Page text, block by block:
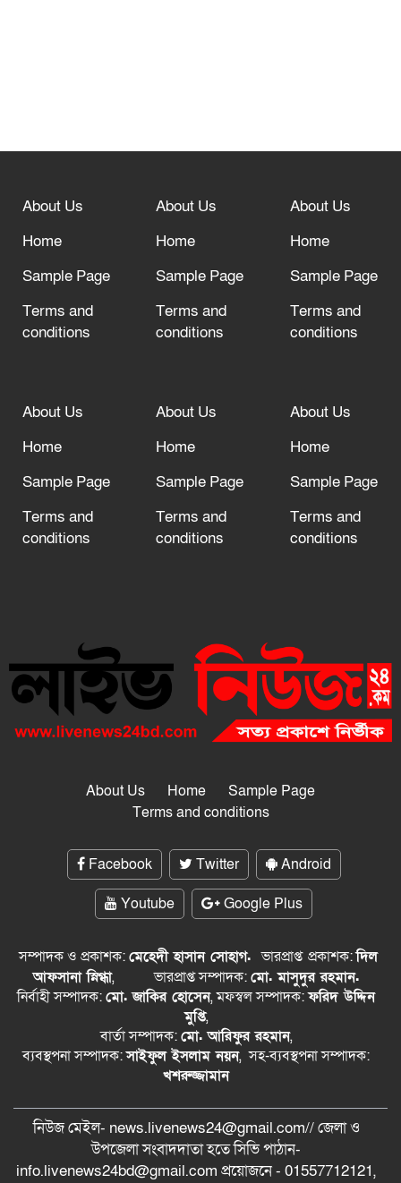
বিশ্ব ফুটবলের সর্বোচ্চ নিয়ন্ত্রক সংস্থার সাথে
দরজা খোলা রেখেছেন
About Us
Home
Sample Page
Terms and
conditions
About Us
Home
Sample Page
Terms and
conditions
About Us
Home
Sample Page
Terms and
conditions
About Us
Home
Sample Page
Terms and
conditions
About Us
Home
Sample Page
Terms and
conditions
About Us
Home
Sample Page
Terms and
conditions
About Us Home
Sample Page
Terms and conditions
Facebook Twitter
Android
Youtube
Google Plus
সম্পাদক ও প্রকাশক:মেহেদী হাসান সোহাগ.ভারপ্রাপ্ত প্রকাশক:দিল
আফসানা স্নিগ্ধা, ভারপ্রাপ্ত সম্পাদক:মো. মাসুদুর রহমান.
নির্বাহী সম্পাদক:মো. জাকির হোসেন, মফস্বল সম্পাদক:ফরিদ উদ্দিন
মুপ্তি,
বার্তা সম্পাদক:মো. আরিফুর রহমান,
ব্যবস্থপনা সম্পাদক:সাইফুল ইসলাম নয়ন, সহ-ব্যবস্থপনা সম্পাদক:
খশরুজ্জামান
নিউজ মেইল- news.livenews24@gmail.com// জেলা ও
‍উপজেলা সংবাদদাতা হতে সিভি পাঠান-
info.livenews24bd@gmail.com প্রয়োজনে - 01557712121,